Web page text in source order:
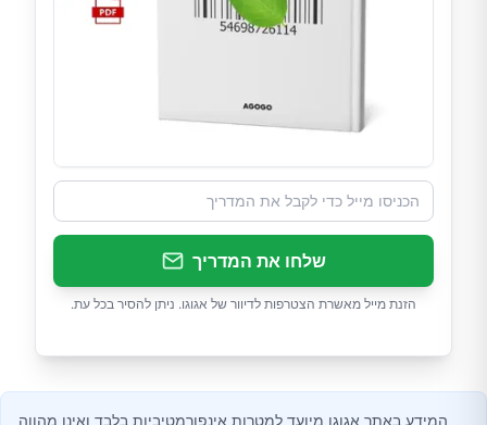
שלחו את המדריך
הזנת מייל מאשרת הצטרפות לדיוור של אגוגו. ניתן להסיר בכל עת.
המידע באתר אגוגו מיועד למטרות אינפורמטיביות בלבד ואינו מהווה